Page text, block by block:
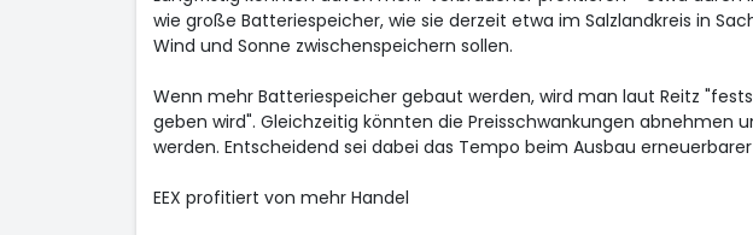
wie große Batteriespeicher, wie sie derzeit etwa im Salzlandkreis in
Wind und Sonne zwischenspeichern sollen.
Wenn mehr Batteriespeicher gebaut werden, wird man laut Reitz
geben wird". Gleichzeitig könnten die Preisschwankungen abnehmen
werden. Entscheidend sei dabei das Tempo beim Ausbau
EEX profitiert von mehr Handel